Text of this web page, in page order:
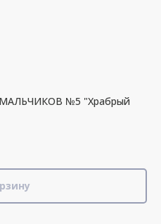
№5 "Храбрый